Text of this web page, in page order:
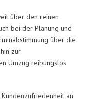
über den reinen
bei der Planung und
über die
zur
Umzug reibungslos
an